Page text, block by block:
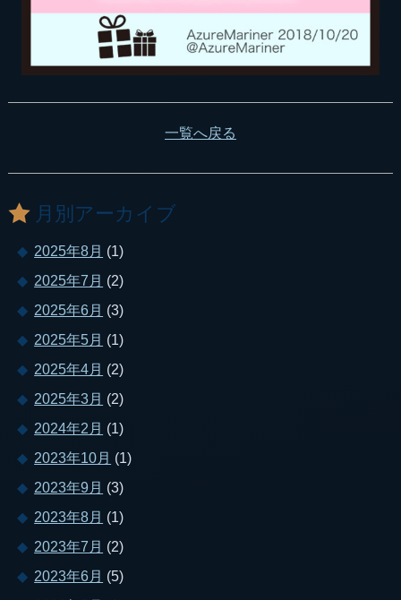
一覧へ戻る
月別アーカイブ
2025年8月 (1)
2025年7月 (2)
2025年6月 (3)
2025年5月 (1)
2025年4月 (2)
2025年3月 (2)
2024年2月 (1)
2023年10月 (1)
2023年9月 (3)
2023年8月 (1)
2023年7月 (2)
2023年6月 (5)